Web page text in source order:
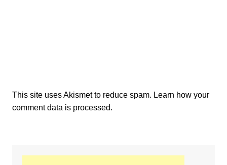
This site uses Akismet to reduce spam. Learn how your
comment data is processed.